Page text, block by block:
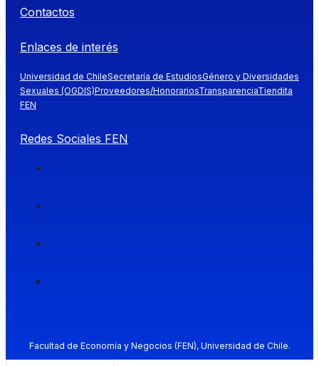
Contactos
Enlaces de interés
Universidad de ChileSecretaría de EstudiosGénero y Diversidades
Sexuales (OGDIS)Proveedores/HonorariosTransparenciaTiendita
FEN
Redes Sociales FEN
Facultad de Economía y Negocios (FEN), Universidad de Chile.